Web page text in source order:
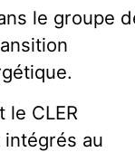
le groupe
le CLER
au